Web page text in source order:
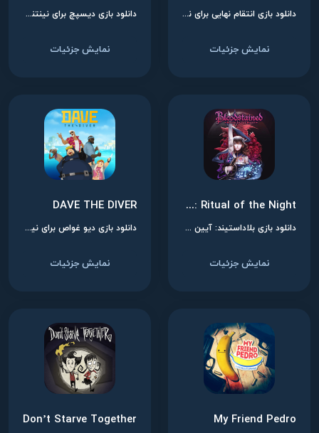
دانلود بازی انتقام نهایی برای نینتندو سوییچ
نمایش جزئیات
دانلود بازی دیسپچ برای نینتندو سوییچ
نمایش جزئیات
Bloodstained: Ritual of the Night
دانلود بازی بلاداستیند: آیین شب برای نینتندو سوییچ
نمایش جزئیات
DAVE THE DIVER
دانلود بازی دیو غواص برای نینتندو سوییچ
نمایش جزئیات
My Friend Pedro
Don’t Starve Together